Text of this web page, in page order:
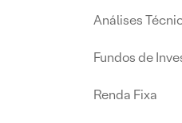
Análises
Fundos de
Renda Fixa